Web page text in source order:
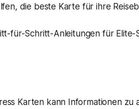
die beste Karte für ihre
für-Schritt-Anleitungen für Elite-
Karten kann Informationen zu